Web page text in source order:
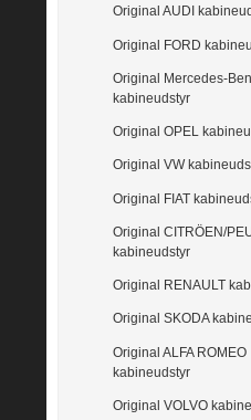
Original AUDI
Original FORD
Original Mercedes-
kabineudstyr
Original OPEL
Original VW
Original FIAT
Original CITRÖEN/
kabineudstyr
Original RENAULT
Original SKODA
Original ALFA ROMEO
kabineudstyr
Original VOLVO